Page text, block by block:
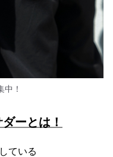
中！
ーとは！
ている